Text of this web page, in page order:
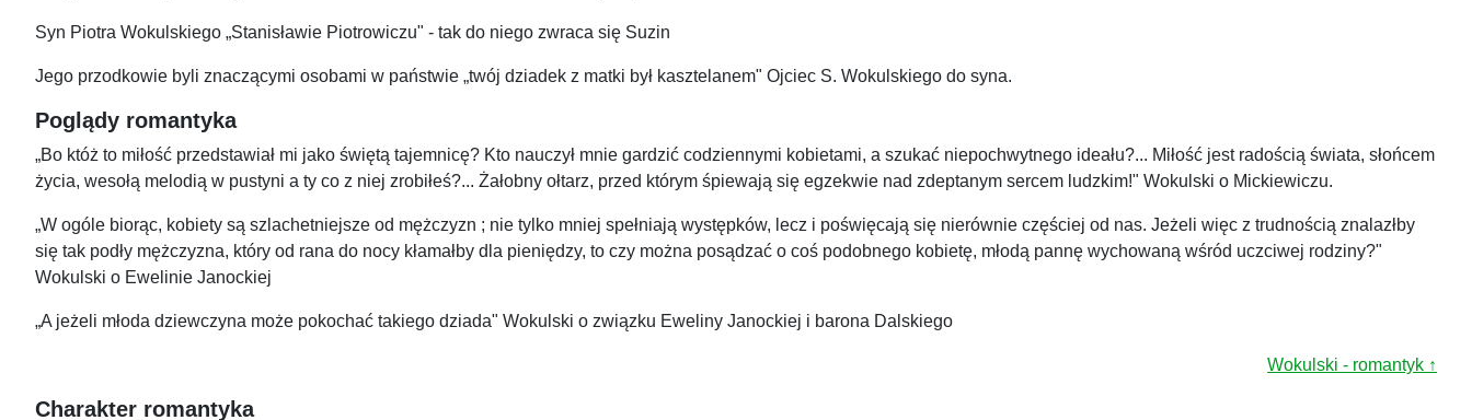
Syn Piotra Wokulskiego „Stanisławie Piotrowiczu" - tak do niego zwraca się Suzin
Jego przodkowie byli znaczącymi osobami w państwie „twój dziadek z matki był kasztelanem" Ojciec S. Wokulskiego do syna.
Poglądy romantyka
„Bo któż to miłość przedstawiał mi jako świętą tajemnicę? Kto nauczył mnie gardzić codziennymi kobietami, a szukać niepochwytnego ideału?... Miłość jest radością świata, słońcem
życia, wesołą melodią w pustyni a ty co z niej zrobiłeś?... Żałobny ołtarz, przed którym śpiewają się egzekwie nad zdeptanym sercem ludzkim!" Wokulski o Mickiewiczu.
„W ogóle biorąc, kobiety są szlachetniejsze od mężczyzn ; nie tylko mniej spełniają występków, lecz i poświęcają się nierównie częściej od nas. Jeżeli więc z trudnością znalazłby
się tak podły mężczyzna, który od rana do nocy kłamałby dla pieniędzy, to czy można posądzać o coś podobnego kobietę, młodą pannę wychowaną wśród uczciwej rodziny?"
Wokulski o Ewelinie Janockiej
„A jeżeli młoda dziewczyna może pokochać takiego dziada" Wokulski o związku Eweliny Janockiej i barona Dalskiego
Wokulski - romantyk ↑
Charakter romantyka